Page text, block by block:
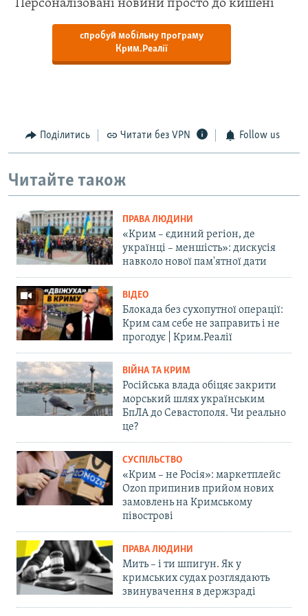
Персоналізовані новини просто до кишені
спробуй мобільну програму
Крим.Реалії
Поділитись Читати без VPN Follow us
Читайте також
ПРАВА ЛЮДИНИ
«Крим – єдиний регіон, де
українці – меншість»: дискусія
навколо нової пам'ятної дати
ВІДЕО
Блокада без сухопутної операції:
Крим сам себе не заправить і не
прогодує | Крим.Реалії
ВІЙНА ТА КРИМ
Російська влада обіцяє закрити
морський шлях українським
БпЛА до Севастополя. Чи реально
це?
СУСПІЛЬСТВО
«Крим – не Росія»: маркетплейс
Ozon припинив прийом нових
замовлень на Кримському
півострові
ПРАВА ЛЮДИНИ
Мить – і ти шпигун. Як у
кримських судах розглядають
звинувачення в держзраді